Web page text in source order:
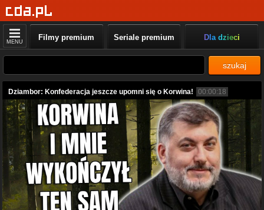
MENU Filmy premium Seriale premium Dla dzieci
szukaj
Dziambor: Konfederacja jeszcze upomni się o Korwina! 00:00:18